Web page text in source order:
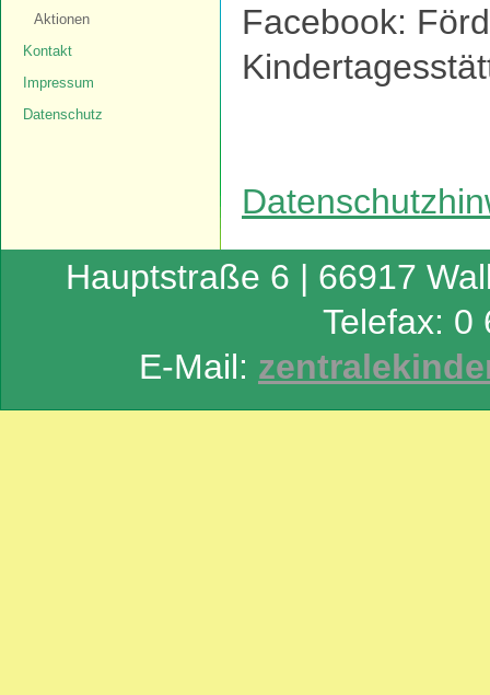
Aktionen
Kontakt
Impressum
Datenschutz
Facebook:
Hauptstraße 6 | 66917
Telefax: 0
E-Mail: